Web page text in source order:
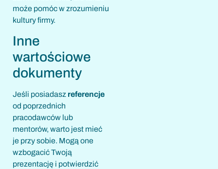
może pomóc w zrozumieniu
kultury firmy.
Inne
wartościowe
dokumenty
Jeśli posiadasz referencje
od poprzednich
pracodawców lub
mentorów, warto jest mieć
je przy sobie. Mogą one
wzbogacić Twoją
prezentację i potwierdzić